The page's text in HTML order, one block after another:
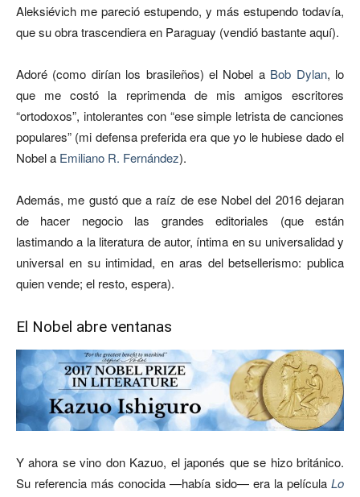
Aleksiévich me pareció estupendo, y más estupendo todavía,
que su obra trascendiera en Paraguay (vendió bastante aquí).
Adoré (como dirían los brasileños) el Nobel a Bob Dylan, lo
que me costó la reprimenda de mis amigos escritores
“ortodoxos”, intolerantes con “ese simple letrista de canciones
populares” (mi defensa preferida era que yo le hubiese dado el
Nobel a Emiliano R. Fernández).
Además, me gustó que a raíz de ese Nobel del 2016 dejaran
de hacer negocio las grandes editoriales (que están
lastimando a la literatura de autor, íntima en su universalidad y
universal en su intimidad, en aras del betsellerismo: publica
quien vende; el resto, espera).
El Nobel abre ventanas
Y ahora se vino don Kazuo, el japonés que se hizo británico.
Su referencia más conocida —había sido— era la película Lo